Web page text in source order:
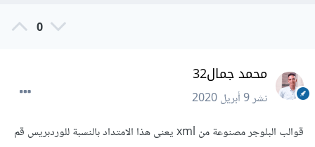
0
محمد جمال32
نشر9 أبريل 2020
قوالب البلوجر مصنوعة من xml يعنى هذا الامتداد بالنسبة للوردبريس قم